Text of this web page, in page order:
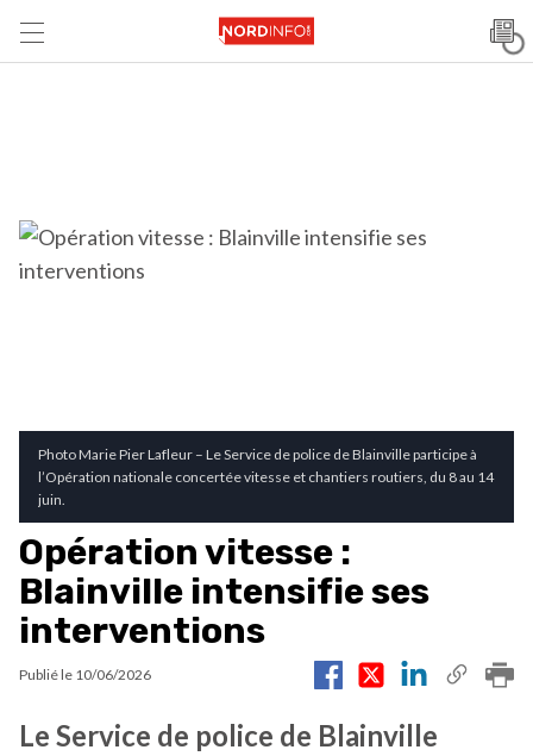
Photo Marie Pier Lafleur – Le Service de police de Blainville participe à
l’Opération nationale concertée vitesse et chantiers routiers, du 8 au 14
juin.
Opération vitesse :
Blainville intensifie ses
interventions
Publié le 10/06/2026
Le Service de police de Blainville